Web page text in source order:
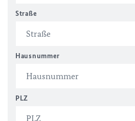
Straße
Hausnummer
PLZ